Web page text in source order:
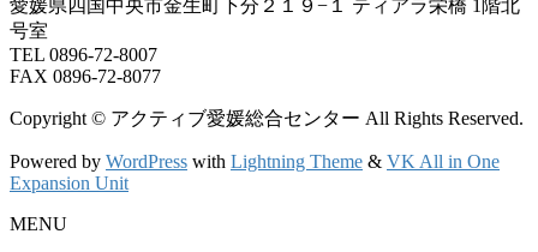
愛媛県四国中央市金生町下分２１９−１ ティアラ栄橋 1階北
号室
TEL 0896-72-8007
FAX 0896-72-8077
Copyright © アクティブ愛媛総合センター All Rights Reserved.
Powered by WordPress with Lightning Theme & VK All in One
Expansion Unit
MENU